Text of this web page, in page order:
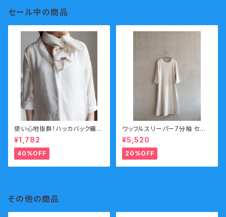
セール中の商品
使い心地抜群！ハッカバック織リ
ネンタオル
¥1,782
40%OFF
ワッフルスリーパー7分袖 セー
ル
¥5,520
20%OFF
その他の商品